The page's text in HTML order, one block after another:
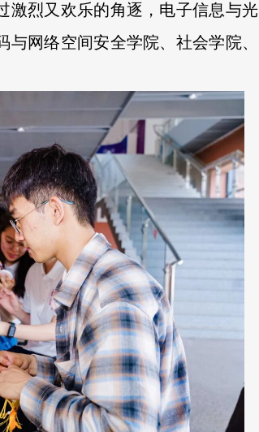
激烈又欢乐的角逐，电子信息与光
网络空间安全学院、社会学院、